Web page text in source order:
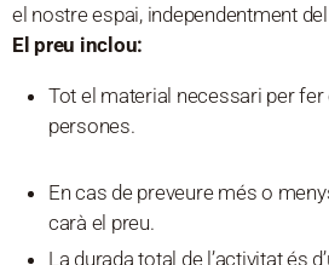
el nostre espai, independentment
El preu inclou:
Tot el material necessari per fer
persones.
En cas de preveure més o
carà el preu.
La durada total de l’activitat és